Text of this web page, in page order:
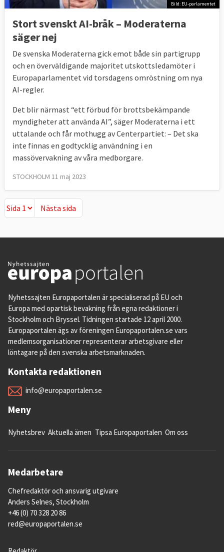
Bild: EU-parlamentet
Stort svenskt AI-bråk – Moderaterna
säger nej
De svenska Moderaterna gick emot både sin partigrupp
och en överväldigande majoritet utskottsledamöter i
Europaparlamentet vid torsdagens omröstning om nya
AI-regler.
Det blir närmast “ett förbud för brottsbekämpande
myndigheter att använda AI”, säger Moderaterna i ett
uttalande och får mothugg av Centerpartiet: – Det ska
inte finnas en godtycklig användning i en
massövervakning av våra medborgare.
STOCKHOLM 11 maj 2023
Nästa sida
Nästa sida
Nyhetssajten Europaportalen är specialiserad på EU och
Europa med opartisk bevakning från egna redaktioner i
Stockholm och Bryssel. Tidningen startade 12 april 2000.
Europaportalen ägs av föreningen Europaportalen.se vars
medlemsorganisationer representerar arbetsgivare eller
löntagare på den svenska arbetsmarknaden.
Kontakta redaktionen
info@europaportalen.se
Meny
Nyhetsbrev Aktuella ämen Tipsa Europaportalen Om oss
Medarbetare
Chefredaktör och ansvarig utgivare
Anders Selnes, Stockholm
+46 (0) 70 328 20 86
red@europaportalen.se